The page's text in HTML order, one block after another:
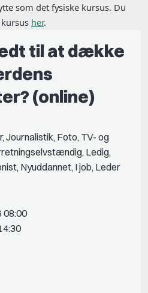
som det fysiske kursus. Du
her.
til at dække
(online)
, Journalistik, Foto, TV- og
, Ledig,
, Nyuddannet, I job, Leder
08:00